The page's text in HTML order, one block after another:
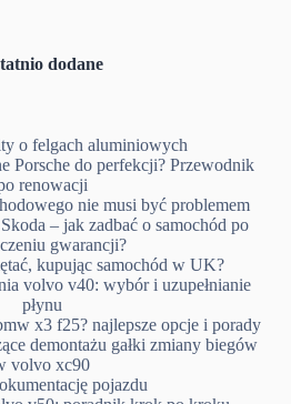
dodane
o felgach aluminiowych
Porsche do perfekcji? Przewodnik
renowacji
nie musi być problemem
– jak zadbać o samochód po
gwarancji?
kupując samochód w UK?
volvo v40: wybór i uzupełnianie
płynu
x3 f25? najlepsze opcje i porady
demontażu gałki zmiany biegów
volvo xc90
pojazdu